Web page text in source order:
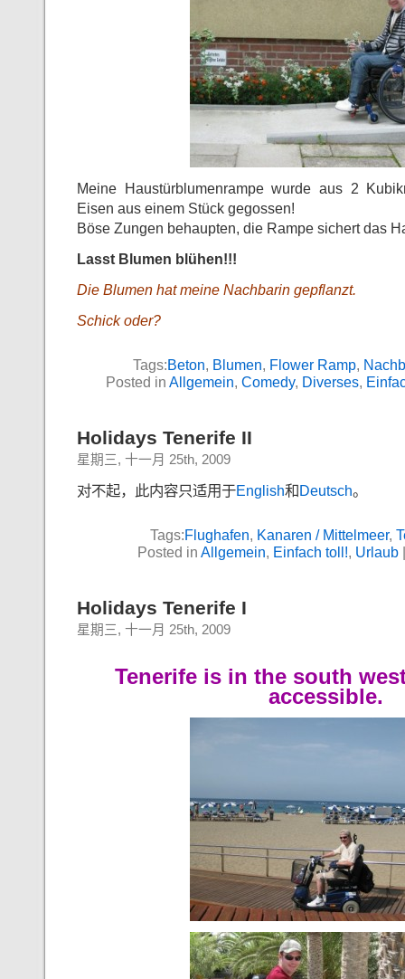
Meine Haustürblumenrampe wurde aus 2
Eisen aus einem Stück gegossen!
Böse Zungen behaupten, die Rampe sichert das
Lasst Blumen blühen!!!
Die Blumen hat meine Nachbarin gepflanzt.
Schick oder?
Tags:Beton, Blumen, Flower Ramp,
Posted in Allgemein, Comedy, Diverses,
Holidays Tenerife II
星期三, 十一月 25th, 2009
对不起，此内容只适用于English和Deutsch。
Tags:Flughafen, Kanaren / Mittelmeer,
Posted in Allgemein, Einfach toll!, Urlaub
Holidays Tenerife I
星期三, 十一月 25th, 2009
Tenerife is in the south
accessible.